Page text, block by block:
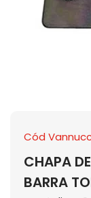
Cód
CHAPA
BARRA